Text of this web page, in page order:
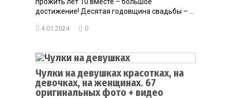
достижение! Десятая годовщина свадьбы – ...
4.01.2024 0
Чулки на девушках красотках, на
девочках, на женщинах. 67
оригинальных фото + видео